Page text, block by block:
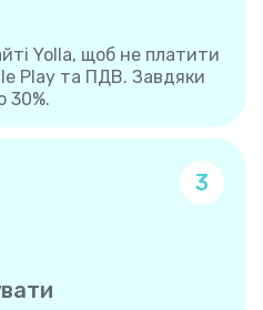
Yolla, щоб не платити
Play та ПДВ. Завдяки
30%.
3